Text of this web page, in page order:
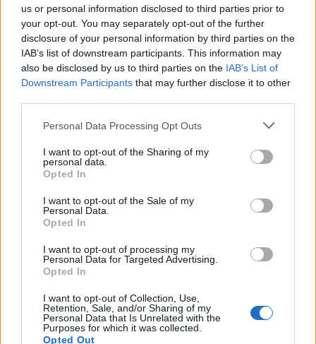
us or personal information disclosed to third parties prior to
your opt-out. You may separately opt-out of the further
disclosure of your personal information by third parties on the
IAB’s list of downstream participants. This information may
also be disclosed by us to third parties on the IAB’s List of
Downstream Participants that may further disclose it to other
Personal Data Processing Opt Outs
I want to opt-out of the Sharing of my
personal data.
Opted In
I want to opt-out of the Sale of my
Personal Data.
Opted In
I want to opt-out of processing my
Personal Data for Targeted Advertising.
Opted In
I want to opt-out of Collection, Use,
Retention, Sale, and/or Sharing of my
Personal Data that Is Unrelated with the
Purposes for which it was collected.
Opted Out
Seguici su Google Discover
Segui Libero Quotidiano su Google Discover
Scegli Libero Quotidiano come fonte preferita
SPETTACOLI
SCIENZA E TECH
Libero ShoppingContattiPubblicitàCookie policy